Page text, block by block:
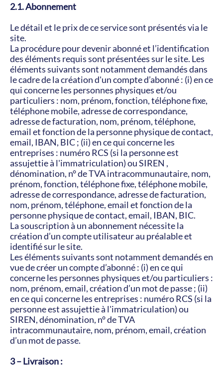
2.1. Abonnement
Le détail et le prix de ce service sont présentés via le
site.
La procédure pour devenir abonné et l’identification
des éléments requis sont présentées sur le site. Les
éléments suivants sont notamment demandés dans
le cadre de la création d'un compte d’abonné : (i) en ce
qui concerne les personnes physiques et/ou
particuliers : nom, prénom, fonction, téléphone fixe,
téléphone mobile, adresse de correspondance,
adresse de facturation, nom, prénom, téléphone,
email et fonction de la personne physique de contact,
email, IBAN, BIC ; (ii) en ce qui concerne les
entreprises : numéro RCS (si la personne est
assujettie à l'immatriculation) ou SIREN ,
dénomination, n° de TVA intracommunautaire, nom,
prénom, fonction, téléphone fixe, téléphone mobile,
adresse de correspondance, adresse de facturation,
nom, prénom, téléphone, email et fonction de la
personne physique de contact, email, IBAN, BIC.
La souscription à un abonnement nécessite la
création d’un compte utilisateur au préalable et
identifié sur le site.
Les éléments suivants sont notamment demandés en
vue de créer un compte d’abonné : (i) en ce qui
concerne les personnes physiques et/ou particuliers :
nom, prénom, email, création d’un mot de passe ; (ii)
en ce qui concerne les entreprises : numéro RCS (si la
personne est assujettie à l'immatriculation) ou
SIREN, dénomination, n° de TVA
intracommunautaire, nom, prénom, email, création
d’un mot de passe.
3 – Livraison :